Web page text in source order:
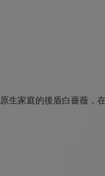
生家庭的後盾白薔薇，